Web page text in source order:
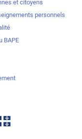
et citoyens
personnels
BAPE